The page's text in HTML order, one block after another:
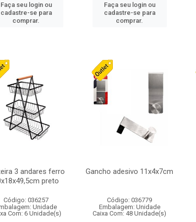
Faça seu login ou
cadastre-se para
comprar.
Faça seu login ou
cadastre-se para
comprar.
3 andares ferro
preto
Código: 036257
Unidade
Com: 6 Unidade(s)
Gancho adesivo 11x4x7cm
Código: 036779
Embalagem: Unidade
Caixa Com: 48 Unidade(s)